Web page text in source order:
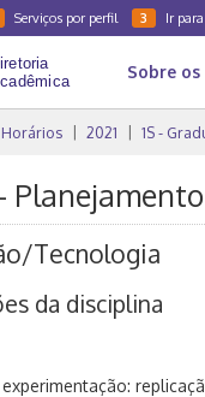
Serviços por perfil 3 Ir
Sobre os
2021 1S -
Tecnologia
da disciplina